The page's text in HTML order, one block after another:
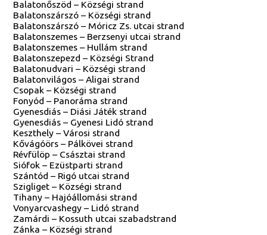
Balatonőszöd – Községi strand
Balatonszárszó – Községi strand
Balatonszárszó – Móricz Zs. utcai strand
Balatonszemes – Berzsenyi utcai strand
Balatonszemes – Hullám strand
Balatonszepezd – Községi Strand
Balatonudvari – Községi strand
Balatonvilágos – Aligai strand
Csopak – Községi strand
Fonyód – Panoráma strand
Gyenesdiás – Diási Játék strand
Gyenesdiás – Gyenesi Lidó strand
Keszthely – Városi strand
Kővágóörs – Pálkövei strand
Révfülöp – Császtai strand
Siófok – Ezüstparti strand
Szántód – Rigó utcai strand
Szigliget – Községi strand
Tihany – Hajóállomási strand
Vonyarcvashegy – Lidó strand
Zamárdi – Kossuth utcai szabadstrand
Zánka – Községi strand